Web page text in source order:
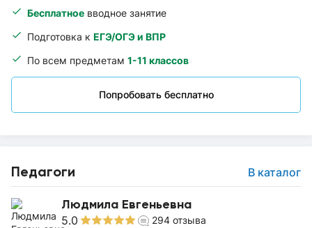
Бесплатное вводное занятие
Подготовка к ЕГЭ/ОГЭ и ВПР
По всем предметам 1-11 классов
Попробовать бесплатно
Педагоги В каталог
Людмила Евгеньевна
5.0 294 отзыва